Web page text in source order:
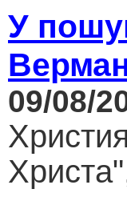
У
09/08/